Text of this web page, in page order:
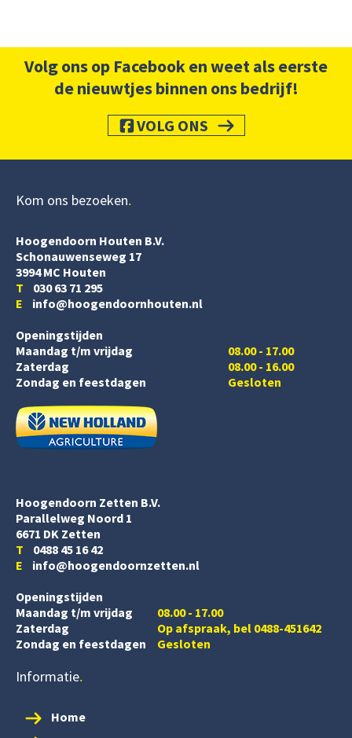
Volg ons op Facebook en weet als eerste
de nieuwtjes binnen ons bedrijf!
VOLG ONS
Kom ons bezoeken
Hoogendoorn Houten B.V.
Schonauwenseweg 17
3994 MC Houten
T 030 63 71 295
E info@hoogendoornhouten.nl
Openingstijden
Maandag t/m vrijdag
Zaterdag
08.00 - 17.00
08.00 - 16.00
Zondag en feestdagen
Gesloten
Hoogendoorn Zetten B.V.
Parallelweg Noord 1
6671 DK Zetten
T 0488 45 16 42
E info@hoogendoornzetten.nl
Openingstijden
Maandag t/m vrijdag
08.00 - 17.00
Zaterdag
Op afspraak, bel 0488-451642
Zondag en feestdagen
Gesloten
Informatie
Home